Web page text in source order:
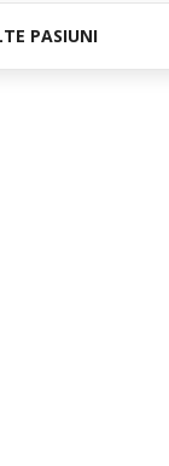
PASIUNI